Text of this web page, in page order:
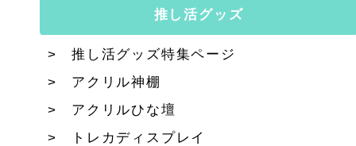
推し活グッズ
推し活グッズ特集ページ
アクリル神棚
アクリルひな壇
トレカディスプレイ